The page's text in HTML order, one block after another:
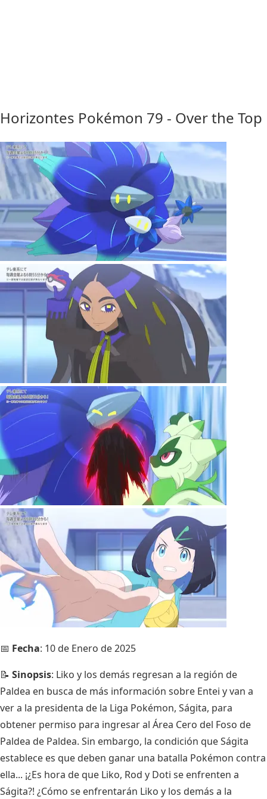
Horizontes Pokémon 79 - Over the Top
📅 Fecha: 10 de Enero de 2025
📝 Sinopsis: Liko y los demás regresan a la región de
Paldea en busca de más información sobre Entei y van a
ver a la presidenta de la Liga Pokémon, Ságita, para
obtener permiso para ingresar al Área Cero del Foso de
Paldea de Paldea. Sin embargo, la condición que Ságita
establece es que deben ganar una batalla Pokémon contra
ella... ¡¿Es hora de que Liko, Rod y Doti se enfrenten a
Ságita?! ¿Cómo se enfrentarán Liko y los demás a la